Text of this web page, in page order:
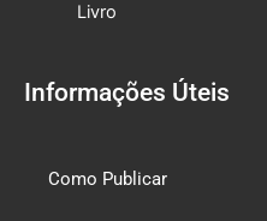
Livro
Informações Úteis
Como Publicar